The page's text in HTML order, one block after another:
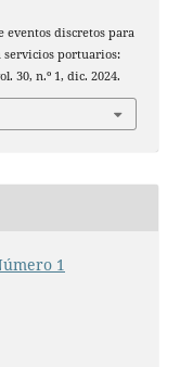
eventos discretos para
servicios portuarios:
30, n.º 1, dic. 2024.
1